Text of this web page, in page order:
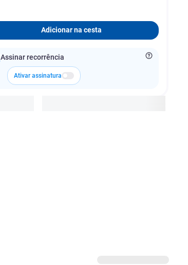
Adicionar na cesta
Assinar recorrência
Ativar assinatura